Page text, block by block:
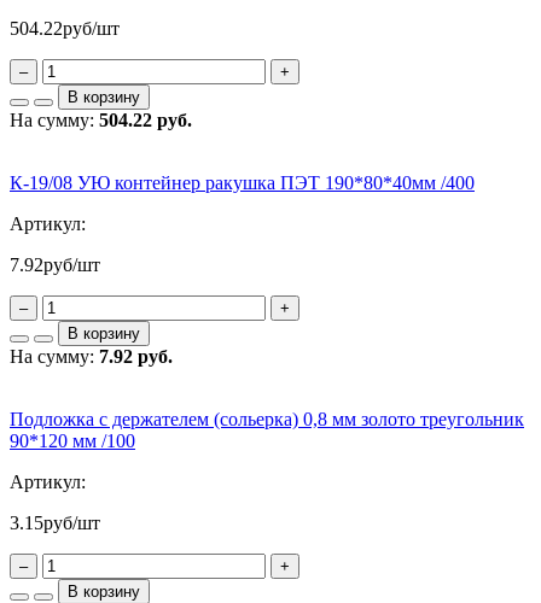
504.22руб/шт
–
+
В корзину
На сумму: 504.22 руб.
К-19/08 УЮ контейнер ракушка ПЭТ 190*80*40мм /400
Артикул:
7.92руб/шт
–
+
В корзину
На сумму: 7.92 руб.
Подложка с держателем (сольерка) 0,8 мм золото треугольник
90*120 мм /100
Артикул:
3.15руб/шт
–
+
В корзину